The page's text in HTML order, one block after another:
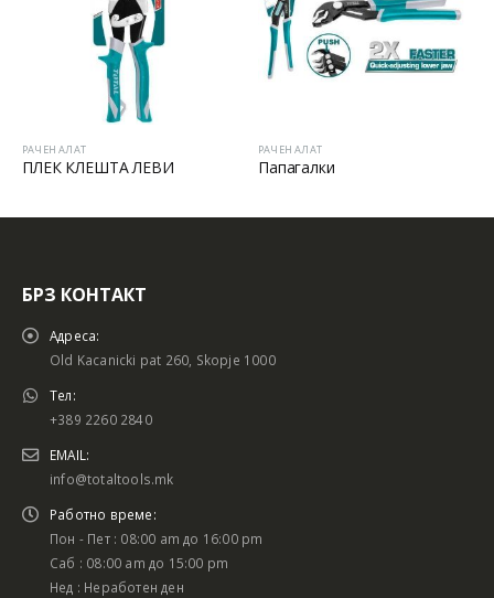
РАЧЕН АЛАТ
ПЛЕК КЛЕШТА ЛЕВИ
РАЧЕН АЛАТ
Папагалки
БРЗ КОНТАКТ
Адреса:
Old Kacanicki pat 260, Skopje 1000
Тел:
+389 2260 2840
EMAIL:
info@totaltools.mk
Работно време:
Пон - Пет : 08:00 am до 16:00 pm
Саб : 08:00 am до 15:00 pm
Нед : Неработен ден